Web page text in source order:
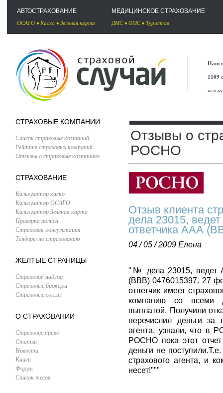
АВТОСТРАХОВАНИЕ
ОСАГО • Каско • Зеленая карта
МЕДИЦИНСКОЕ СТРАХОВАНИЕ
ДМС• ОМС• Туристов
Наш
1109
СТРАХОВЫЕ КОМПАНИИ
Список страховых компаний
Рейтинг страховых компаний
Отзывы о страховых компаниях
СТРАХОВАНИЕ
Калькулятор каско
Калькулятор ОСАГО
Калькулятор Зеленая карта
Проверка полиса
Страховая консультация
Тендеры по страхованию
ЖЕЛТЫЕ СТРАНИЦЫ
Страховой надзор
Страховые брокеры
Страховые союзы
О СТРАХОВАНИИ
Страховое право
Статьи
Новости
Книги
Форум
Список тегов
Отзывы о
РОСНО
Отзыв клиента
дела 23015,
ответчика ААА
04 / 05 / 2009 Елена
"№ дела 23015, ведет
(ВВВ) 0476015397. 27
ответчик имеет
компанию со всеми
выплатой. Получили
перечислил деньги
агента, узнали, что в
РОСНО пока этот
деньги не
страхового агента, и
несет!"""